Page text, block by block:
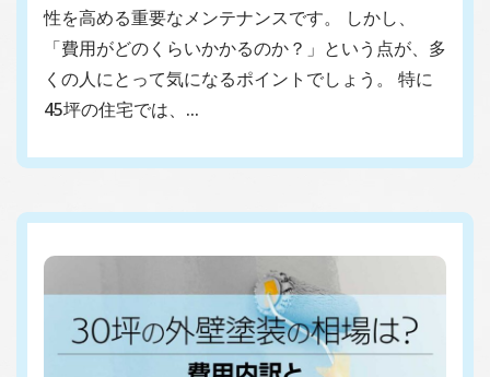
性を高める重要なメンテナンスです。 しかし、
「費用がどのくらいかかるのか？」という点が、多
くの人にとって気になるポイントでしょう。 特に
45坪の住宅では、…